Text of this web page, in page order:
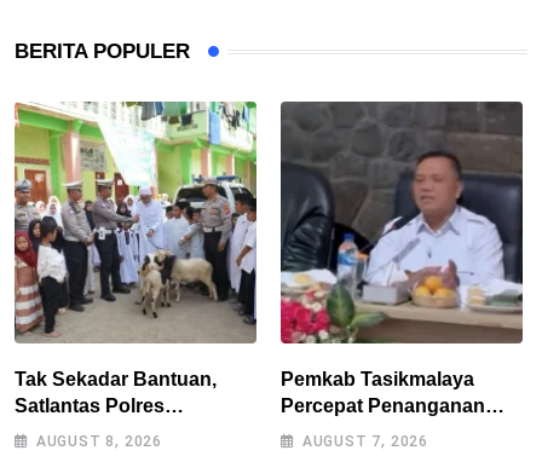
BERITA POPULER
Tak Sekadar Bantuan,
Satlantas Polres
Tasikmalaya Dorong
AUGUST 8, 2026
Pemkab Tasikmalaya
Percepat Penanganan
Kekeringan, Sumur Bor
AUGUST 7, 2026